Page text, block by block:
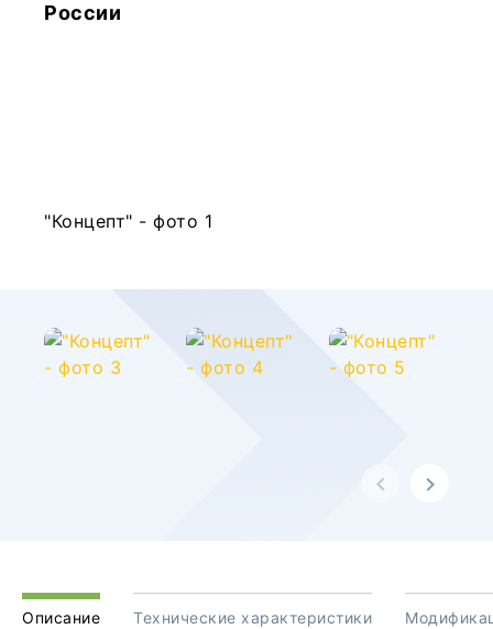
России
Описание Технические характеристики